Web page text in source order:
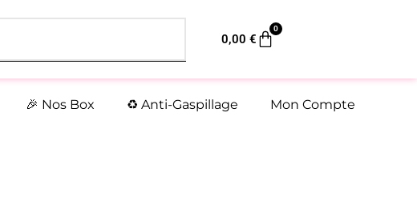
0,00€
0
Panier
🎉 Nos Box ♻️ Anti-Gaspillage Mon Compte